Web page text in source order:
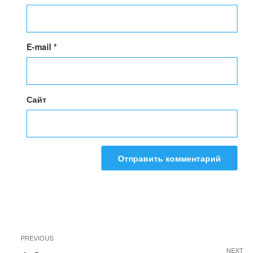
E-mail *
Сайт
Навигация
поPrevious
PREVIOUS
NEXT